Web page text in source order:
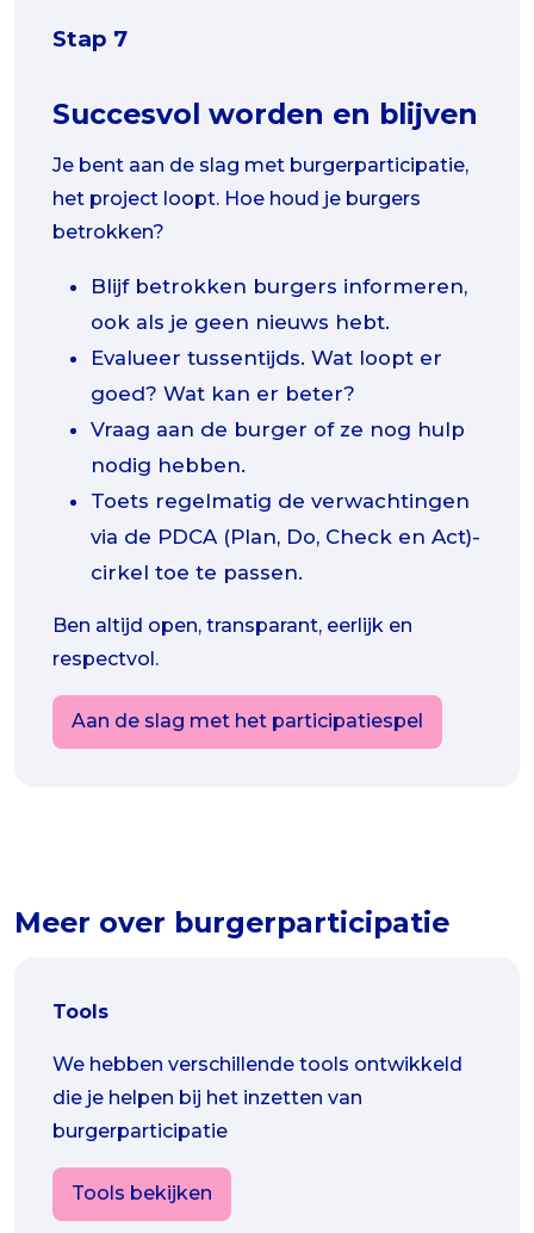
Stap 7
Succesvol worden en blijven
Je bent aan de slag met burgerparticipatie,
het project loopt. Hoe houd je burgers
betrokken?
Blijf betrokken burgers informeren,
ook als je geen nieuws hebt.
Evalueer tussentijds. Wat loopt er
goed? Wat kan er beter?
Vraag aan de burger of ze nog hulp
nodig hebben.
Toets regelmatig de verwachtingen
via de PDCA (Plan, Do, Check en Act)-
cirkel toe te passen.
Ben altijd open, transparant, eerlijk en
respectvol.
Aan de slag met het participatiespel
Meer over burgerparticipatie
Tools
We hebben verschillende tools ontwikkeld
die je helpen bij het inzetten van
burgerparticipatie
Tools bekijken